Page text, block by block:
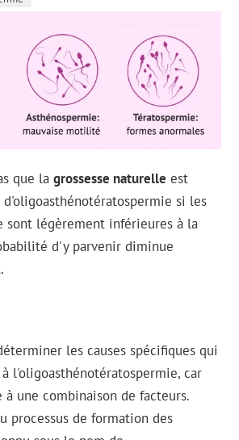
que lagrossesse naturelle est
d'oligoasthénotératospermie si les
sont légèrement inférieures à la
d'y parvenir diminue
les causes spécifiques qui
l'oligoasthénotératospermie, car
une combinaison de facteurs.
processus de formation des